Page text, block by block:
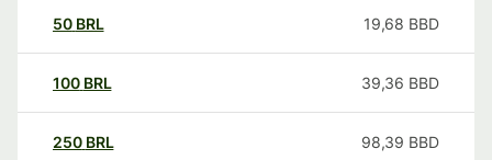
50 BRL 19,68 BBD
100 BRL 39,36 BBD
250 BRL 98,39 BBD